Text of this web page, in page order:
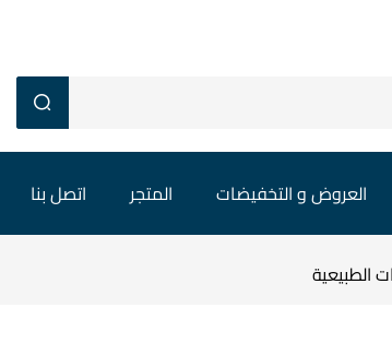
العروض و التخفيضات المتجر اتصل بنا
الطبيعية